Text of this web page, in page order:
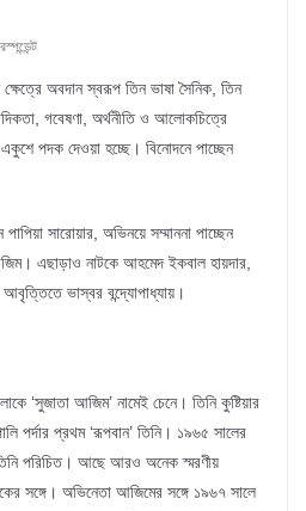
অবদান স্বরূপ তিন ভাষা সৈনিক, তিন
গবেষণা, অর্থনীতি ও আলোকচিত্রে
পদক দেওয়া হচ্ছে। বিনোদনে পাচ্ছেন
সারোয়ার, অভিনয়ে সম্মাননা পাচ্ছেন
এছাড়াও নাটকে আহমেদ ইকবাল হায়দার,
আবৃত্তিতে ভাস্বর বন্দ্যোপাধ্যায়।
‘সুজাতা আজিম’ নামেই চেনে। তিনি কুষ্টিয়ার
পর্দার প্রথম ‘রূপবান’ তিনি। ১৯৬৫ সালের
পরিচিত। আছে আরও অনেক স্মরণীয়
সঙ্গে। অভিনেতা আজিমের সঙ্গে ১৯৬৭ সালে